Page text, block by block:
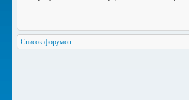
Список форумов